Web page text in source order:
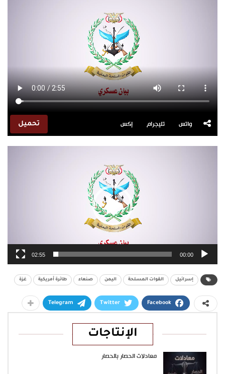
واتس تليجرام إكس تحميل
00:00
02:55
إسرائيل القوات المسلحة اليمن صنعاء طائرة أمريكية غزة
Facebook
Twitter
Telegram
الإنتاجات
معادلات الحصار بالحصار